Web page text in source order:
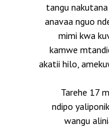
tangu
anavaa nguo
mimi kwa
kamwe
akatii hilo,
Tarehe 17
ndipo
wangu